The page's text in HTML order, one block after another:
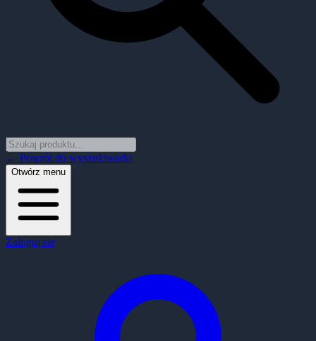
← Powrót do wyszukiwarki
Otwórz menu
Zaloguj się